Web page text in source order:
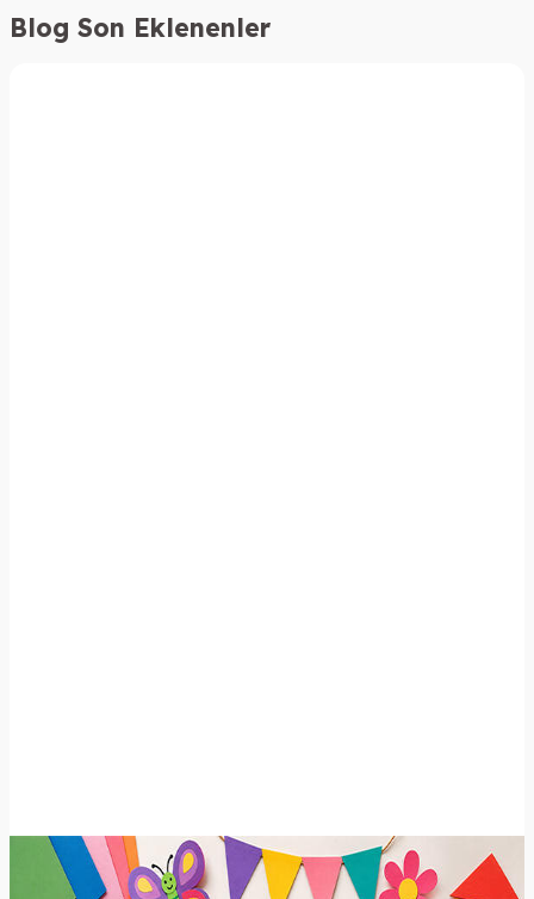
Blog Son Eklenenler